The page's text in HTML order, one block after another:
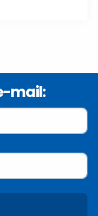
mail: